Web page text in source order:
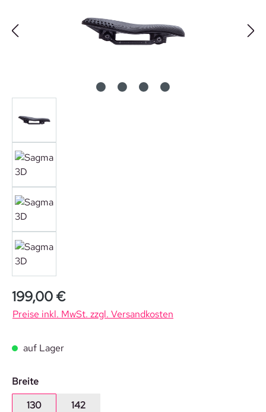
Regulärer Preis:
199,00 €
Preise inkl. MwSt. zzgl. Versandkosten
auf Lager
Breiteauswählen
130
142